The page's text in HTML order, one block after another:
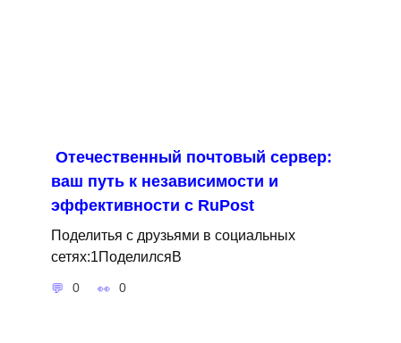
Отечественный почтовый сервер:
ваш путь к независимости и
эффективности с RuPost
Поделитья с друзьями в социальных
сетях:1ПоделилсяВ
0 0